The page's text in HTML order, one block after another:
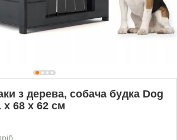
з дерева, собача будка Dog
68 х 62 см